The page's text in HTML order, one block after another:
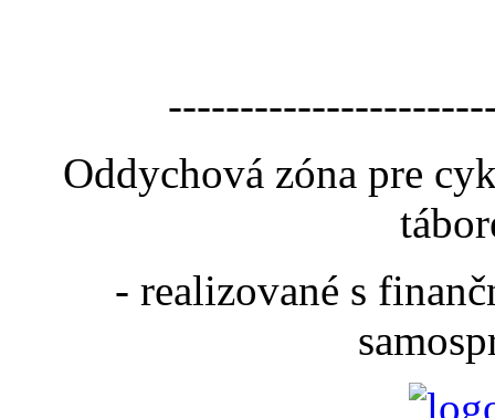
Oddychová zóna pre
- realizované s